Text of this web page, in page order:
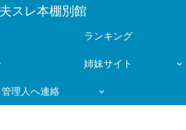
スレ本棚別館
ランキング
姉妹サイト
管理人へ連絡